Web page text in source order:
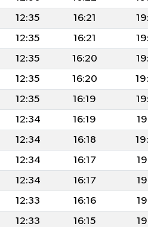
12:35 16:21
12:35 16:21
12:35 16:20
12:35 16:20
12:35 16:19
12:34 16:19
12:34 16:18
12:34 16:17
12:34 16:17
12:33 16:16
12:33 16:15